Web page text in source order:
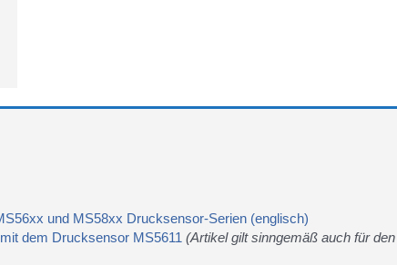
und MS58xx Drucksensor-Serien (englisch)
dem Drucksensor MS5611 (Artikel gilt sinngemäß auch für den